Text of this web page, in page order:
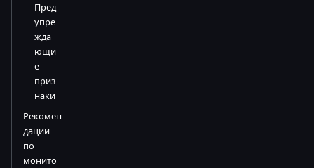
Пред
упре
жда
ющи
е
приз
наки
Рекомен
дации
по
монито